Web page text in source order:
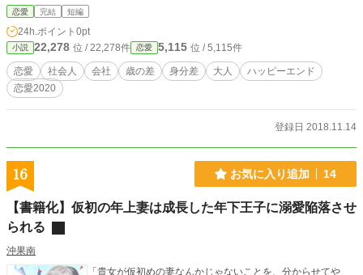
恋愛 完結 短編
24h.ポイント 0pt
小説 22,278 位 / 22,278件 恋愛 5,115 位 / 5,115件
恋愛 社会人 会社 歳の差 身分差 大人
ハッピーエンド
恋愛2020
登録日 2018.11.14
16 お気に入り追加 14
【書籍化】仮初の年上妻は成長した年下王子に溺愛陥落させ
られる
沖果南
「貴女が仮初めの妻なんかじゃないことを、分からせてや